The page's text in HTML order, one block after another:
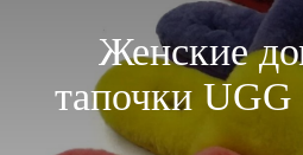
Женские
тапочки